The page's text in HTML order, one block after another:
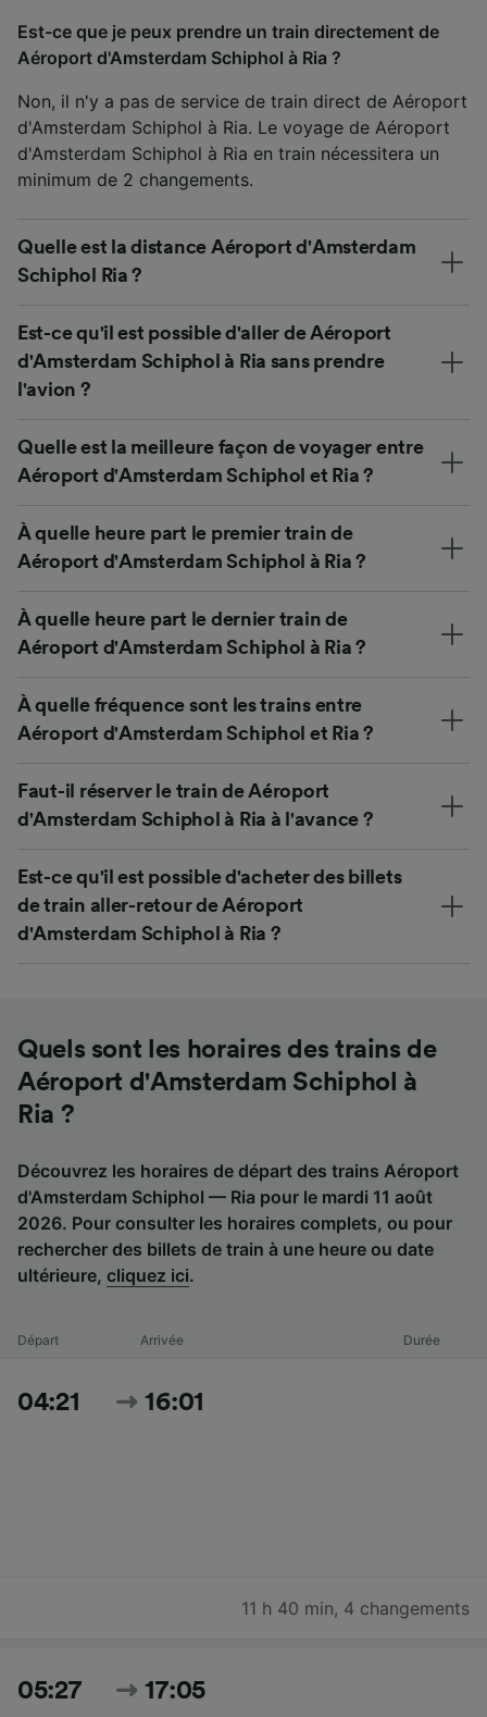
Est-ce que je peux prendre un train directement de
Aéroport d'Amsterdam Schiphol à Ria ?
Non, il n'y a pas de service de train direct de Aéroport
d'Amsterdam Schiphol à Ria. Le voyage de Aéroport
d'Amsterdam Schiphol à Ria en train nécessitera un
minimum de 2 changements.
Quelle est la distance Aéroport d'Amsterdam
Schiphol Ria ?
Est-ce qu'il est possible d'aller de Aéroport
d'Amsterdam Schiphol à Ria sans prendre
l'avion ?
Quelle est la meilleure façon de voyager entre
Aéroport d'Amsterdam Schiphol et Ria ?
À quelle heure part le premier train de
Aéroport d'Amsterdam Schiphol à Ria ?
À quelle heure part le dernier train de
Aéroport d'Amsterdam Schiphol à Ria ?
À quelle fréquence sont les trains entre
Aéroport d'Amsterdam Schiphol et Ria ?
Faut-il réserver le train de Aéroport
d'Amsterdam Schiphol à Ria à l'avance ?
Est-ce qu'il est possible d'acheter des billets
de train aller-retour de Aéroport
d'Amsterdam Schiphol à Ria ?
Quels sont les horaires des trains de
Aéroport d'Amsterdam Schiphol à
Ria ?
Découvrez les horaires de départ des trains Aéroport
d'Amsterdam Schiphol — Ria pour le mardi 11 août
2026. Pour consulter les horaires complets, ou pour
rechercher des billets de train à une heure ou date
ultérieure, cliquez ici.
Départ Arrivée Durée
04:21 16:01
11 h 40 min, 4 changements
05:27 17:05